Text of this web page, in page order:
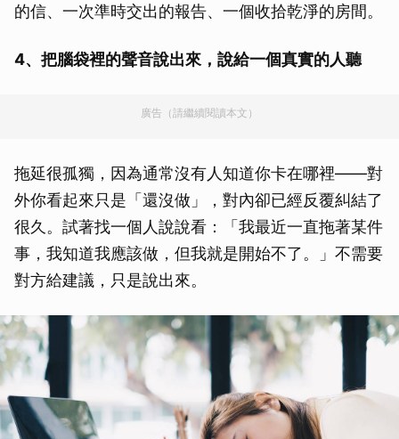
的信、一次準時交出的報告、一個收拾乾淨的房間。
4、把腦袋裡的聲音說出來，說給一個真實的人聽
廣告（請繼續閱讀本文）
拖延很孤獨，因為通常沒有人知道你卡在哪裡——對
外你看起來只是「還沒做」，對內卻已經反覆糾結了
很久。試著找一個人說說看：「我最近一直拖著某件
事，我知道我應該做，但我就是開始不了。」不需要
對方給建議，只是說出來。